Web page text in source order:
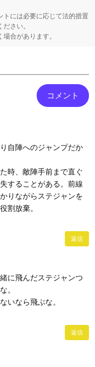
トには必要に応じて法的措置
さい。
合があります。
自陣へのジャンプだか
時、敵陣手前まで直ぐ
することがある。前線
りながらステジャンを
割放棄。
返信
に飛んだステジャンつ
。
いなら飛ぶな。
返信